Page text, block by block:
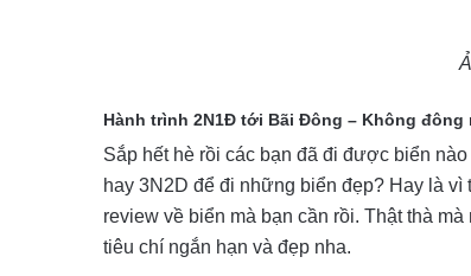
Hành trình 2N1Đ tới Bãi Đông – Không
Sắp hết hè rồi các bạn đã đi được biển
hay 3N2D để đi những biển đẹp? Hay là
review về biển mà bạn cần rồi. Thật thà
tiêu chí ngắn hạn và đẹp nha.